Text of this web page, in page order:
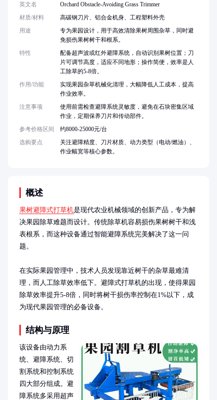
概述
果树避障式打草机是现代农业机械领域的创新产品，专为解
决果园除草难题而设计。传统除草机容易损伤果树树干和浅
表根系，而这种设备通过智能避障系统完美解决了这一问
题。
在实际果园管理中，技术人员发现靠近树干的杂草最难清
理，而人工除草效率低下。避障式打草机的出现，使得果园
除草效率提升5-8倍，同时将树干损伤率控制在1%以下，成
为现代果园管理的必备设备。
结构与原理
该设备由动力系
统、避障系统、切
割系统和控制系统
四大部分组成。避
障系统多采用超声
英文名
Orchard Obstacle-Avoiding Grass Trimmer
材质/材料
高碳钢刀片、铝合金机身、工程塑料外壳
用途
专为果园设计，用于高效清除果树周围杂草，同时避
免损伤果树树干和根系。
特性
配备超声波或红外避障系统，自动识别果树位置；刀
片可调节高度，适应不同地形；操作简便，效率是人
工除草的5-8倍。
作用/功能
实现果园杂草机械化清理，大幅降低人工成本，提高
作业效率。
注意事项
使用前需检查避障系统灵敏度，避免在石块密集区域
作业，定期保养刀片和传动部件。
参考价格区间
约8000-25000元/台
选购要点
关注避障精度、刀片材质、动力类型（电动/燃油）、
作业幅宽等核心参数。